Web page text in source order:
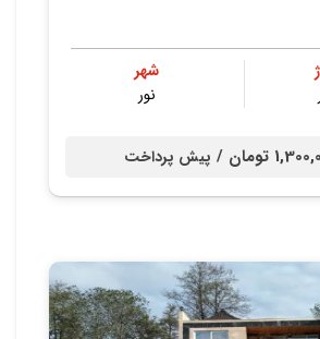
شهر
نور
تومان / پیش پرداخت